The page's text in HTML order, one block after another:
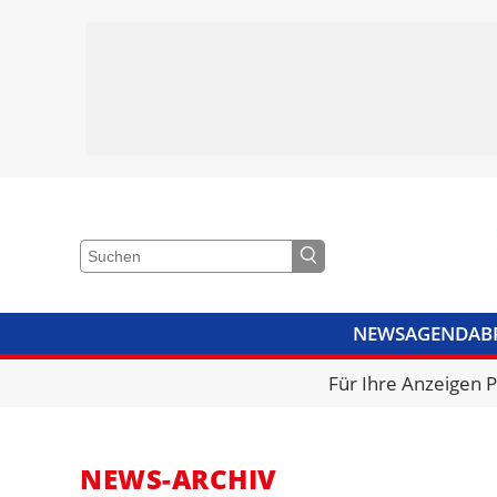
NEWSAGENDA
VIDEOSBIBLIOTHEK
Für Ihre Anzeigen
NEWS-ARCHIV